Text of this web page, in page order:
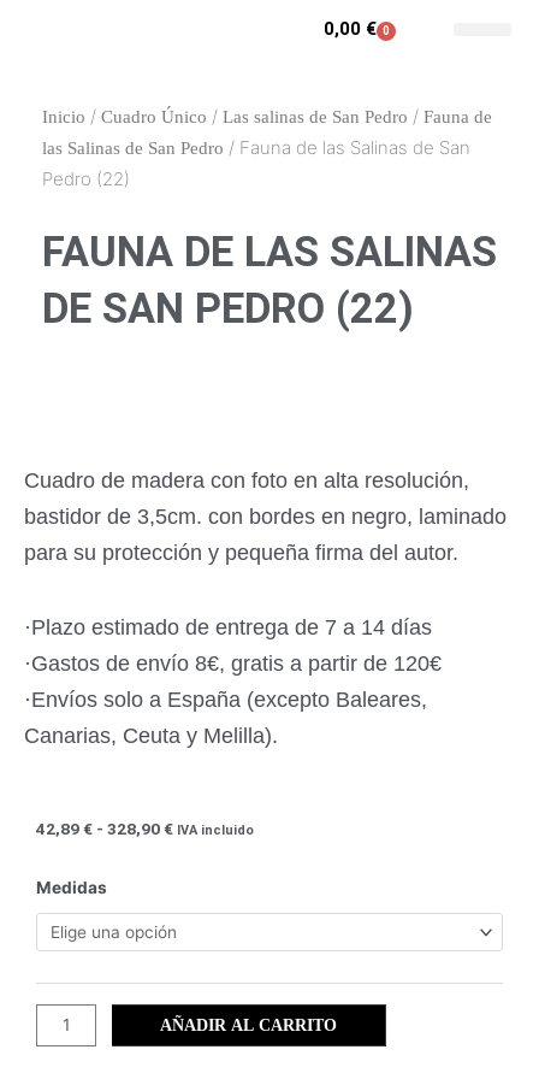
0,00 € 0
Carrito
Inicio / Cuadro Único / Las salinas de San Pedro / Fauna de
las Salinas de San Pedro / Fauna de las Salinas de San
Pedro (22)
FAUNA DE LAS SALINAS
DE SAN PEDRO (22)
Cuadro de madera con foto en alta resolución,
bastidor de 3,5cm. con bordes en negro, laminado
para su protección y pequeña firma del autor.
·Plazo estimado de entrega de 7 a 14 días
·Gastos de envío 8€, gratis a partir de 120€
·Envíos solo a España (excepto Baleares,
Canarias, Ceuta y Melilla).
42,89€ - 328,90€Rango
42,89 €
328,90 €
IVA incluido
Medidas
Fauna
de
las
de
San
Pedro
AÑADIR AL CARRITO